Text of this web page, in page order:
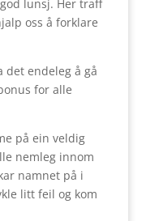
lunsj. Her traff
oss å forklare
det endeleg å gå
for alle
på ein veldig
nemleg innom
namnet på i
litt feil og kom